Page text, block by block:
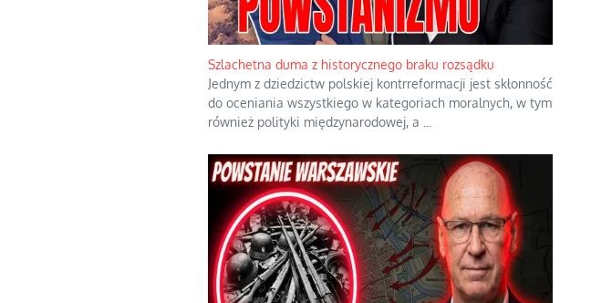
Szlachetna duma z historycznego braku rozsądku
Jednym z dziedzictw polskiej kontrreformacji jest skłonność
do oceniania wszystkiego w kategoriach moralnych, w tym
również polityki międzynarodowej, a